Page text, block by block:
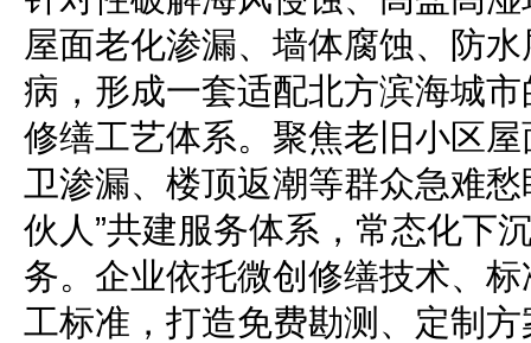
屋面老化渗漏、墙体腐蚀、防
病，形成一套适配北方滨海城
修缮工艺体系。聚焦老旧小区
卫渗漏、楼顶返潮等群众急难
伙人”共建服务体系，常态化下
务。企业依托微创修缮技术、
工标准，打造免费勘测、定制